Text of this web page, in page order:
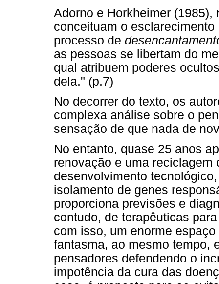
Adorno e Horkheimer
conceituam o
processo de
as pessoas se libertam do
qual atribuem poderes
dela." (p.7)
No decorrer do texto, os
complexa análise sobre o
sensação de que nada de
No entanto, quase 25 anos
renovação e uma reciclagem
desenvolvimento
isolamento de genes
proporciona previsões e
contudo, de terapêuticas
com isso, um enorme
fantasma, ao mesmo tempo,
pensadores defendendo o
impotência da cura das